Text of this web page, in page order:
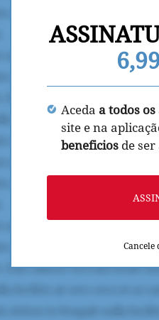
Aceda a todos
site e na
beneficios de
Cancele